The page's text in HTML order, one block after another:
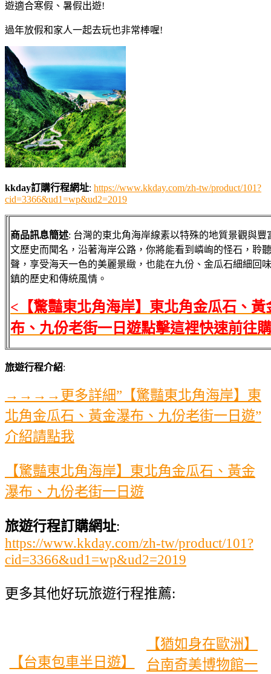
遊適合寒假、暑假出遊!
過年放假和家人一起去玩也非常棒喔!
kkday訂購行程網址: https://www.kkday.com/zh-tw/product/101?
cid=3366&ud1=wp&ud2=2019
商品訊息簡述: 台灣的東北角海岸線素以特殊的地質景觀與豐
文歷史而聞名，沿著海岸公路，你將能看到嶙峋的怪石，聆
聲，享受海天一色的美麗景緻，也能在九份、金瓜石細細回
鎮的歷史和傳統風情。
<【驚豔東北角海岸】東北角金瓜石、黃
布、九份老街一日遊點擊這裡快速前往
旅遊行程介紹:
→→→→更多詳細”【驚豔東北角海岸】東
北角金瓜石、黃金瀑布、九份老街一日遊”
介紹請點我
【驚豔東北角海岸】東北角金瓜石、黃金
瀑布、九份老街一日遊
旅遊行程訂購網址:
https://www.kkday.com/zh-tw/product/101?
cid=3366&ud1=wp&ud2=2019
更多其他好玩旅遊行程推薦:
【台東包車半日遊】
【猶如身在歐洲】
台南奇美博物館一